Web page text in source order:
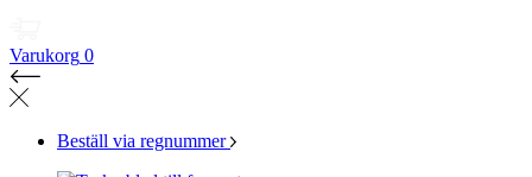
Varukorg 0
Beställ via regnummer